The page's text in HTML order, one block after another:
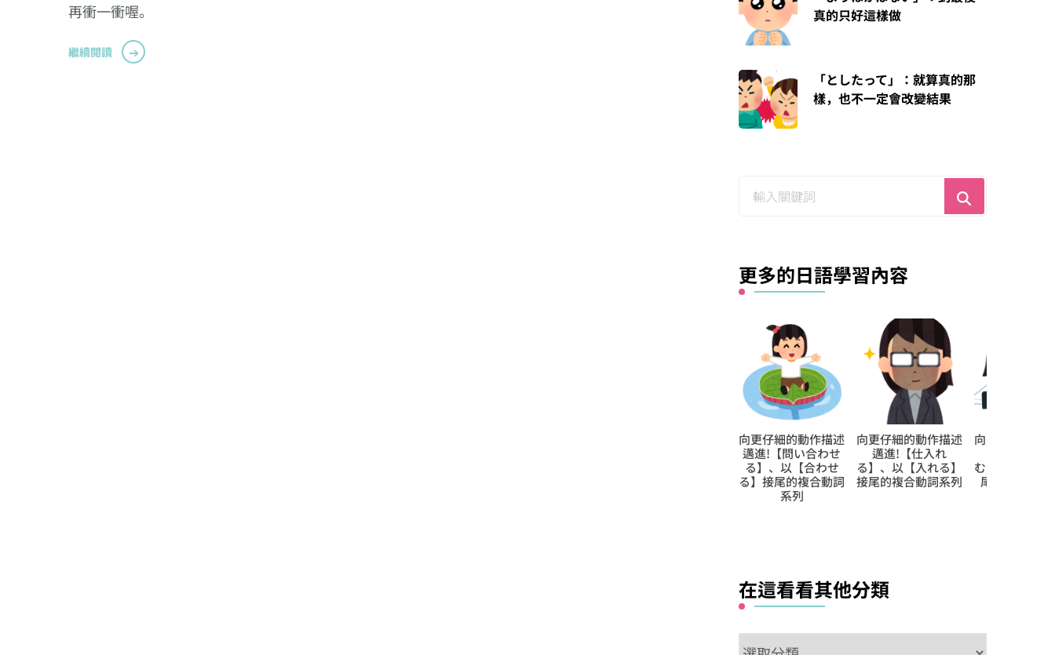
再衝一衝喔。
繼續閱讀
真的只好這樣做
「としたって」：就算真的那
樣，也不一定會改變結果
更多的日語學習內容
向更仔細的動作描述
邁進!【問い合わせ
る】、以【合わせ
る】接尾的複合動詞
系列
向更仔細的動作描述
邁進!【仕入れ
る】、以【入れる】
接尾的複合動詞系列
向更仔細的動
む】、以【込
尾的複合動詞
在這看看其他分類
在